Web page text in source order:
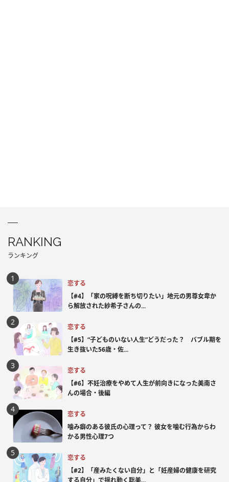
RANKING
ランキング
恋する
【#4】「家の呪縛を断ち切りたい」地元の男尊女卑か
ら解放された紗希子さんの...
恋する
【#5】“子どものいない人生”どうだった？ バブル期を
生き抜いた56歳・佐...
恋する
【#6】不妊治療をやめて人生が前向きになった美南さ
んの場合・後編
恋する
噛み癖のある彼氏の心理って？ 彼女を噛む行為からわ
かる男性心理7つ
恋する
【#2】「産みたくない自分」と「妊産婦の健康を研究
する自分」で揺れ動く聡美...